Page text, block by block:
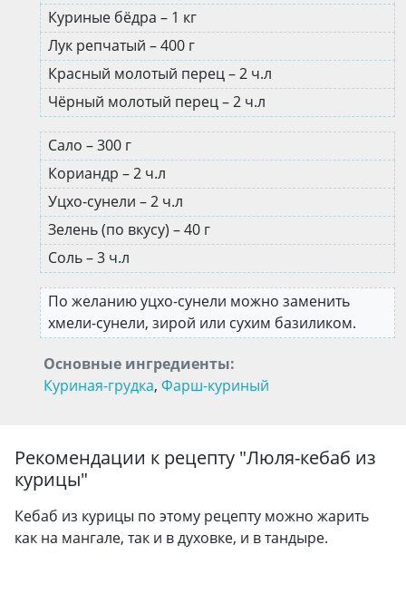
Куриные бёдра – 1 кг
Лук репчатый – 400 г
Красный молотый перец – 2 ч.л
Чёрный молотый перец – 2 ч.л
Сало – 300 г
Кориандр – 2 ч.л
Уцхо-сунели – 2 ч.л
Зелень (по вкусу) – 40 г
Соль – 3 ч.л
По желанию уцхо-сунели можно заменить
хмели-сунели, зирой или сухим базиликом.
Основные ингредиенты:
Куриная-грудка, Фарш-куриный
Рекомендации к рецепту "Люля-кебаб из
курицы"
Кебаб из курицы по этому рецепту можно жарить
как на мангале, так и в духовке, и в тандыре.